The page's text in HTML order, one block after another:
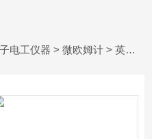
电工仪器 >微欧姆计 > 英国TTi BS407 微欧表